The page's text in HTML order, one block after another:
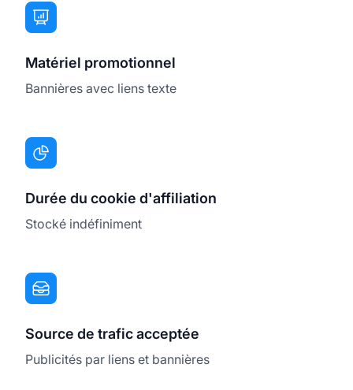
Matériel promotionnel
Bannières avec liens texte
Durée du cookie d'affiliation
Stocké indéfiniment
Source de trafic acceptée
Publicités par liens et bannières